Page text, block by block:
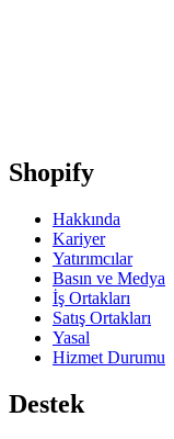
Shopify
Hakkında
Kariyer
Yatırımcılar
Basın ve Medya
İş Ortakları
Satış Ortakları
Yasal
Hizmet Durumu
Destek